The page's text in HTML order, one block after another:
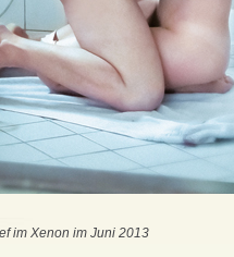
im Xenon im Juni 2013